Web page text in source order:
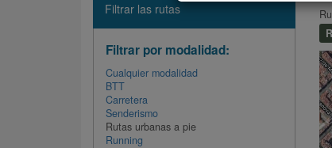
Filtrar las rutas
Filtrar por modalidad:
Cualquier modalidad
BTT
Carretera
Senderismo
Rutas urbanas a pie
Running